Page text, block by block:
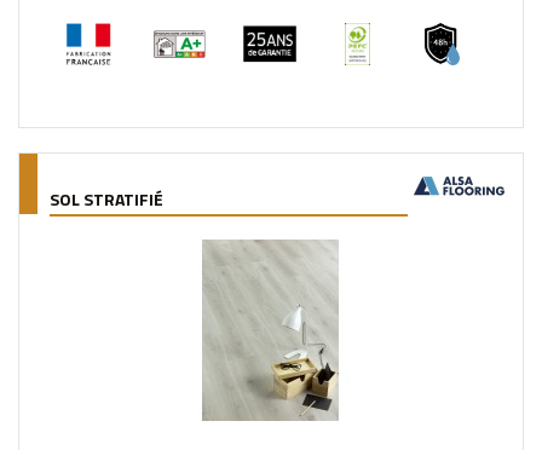
SOL STRATIFIÉ